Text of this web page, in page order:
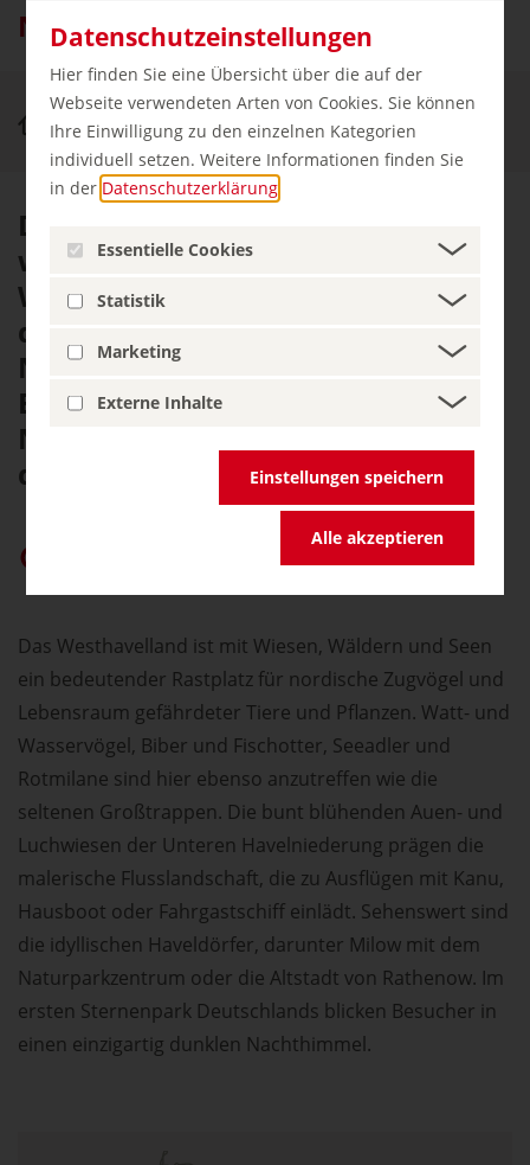
Datenschutzeinstellungen
Hier finden Sie eine Übersicht über die auf der
Webseite verwendeten Arten von Cookies. Sie können
Ihre Einwilligung zu den einzelnen Kategorien
individuell setzen. Weitere Informationen finden Sie
in der Datenschutzerklärung
Essentielle Cookies
Statistik
Marketing
Externe Inhalte
Einstellungen speichern
Alle akzeptieren
Naturpark Westhavelland
Natur & Aktiv Naturpark Westhavelland
Der Naturpark Westhavelland
westlich von Berlin wird vom
Wasser bestimmt, besonders von
der Havel mit ihrer
Niederungslandschaft.
Beeindruckend ist hier auch der
Nachthimmel – einer der
dunkelsten Deutschlands.
germany.travel bei Google bevorzugen
Das Westhavelland ist mit Wiesen, Wäldern und Seen
ein bedeutender Rastplatz für nordische Zugvögel und
Lebensraum gefährdeter Tiere und Pflanzen. Watt- und
Wasservögel, Biber und Fischotter, Seeadler und
Rotmilane sind hier ebenso anzutreffen wie die
seltenen Großtrappen. Die bunt blühenden Auen- und
Luchwiesen der Unteren Havelniederung prägen die
malerische Flusslandschaft, die zu Ausflügen mit Kanu,
Hausboot oder Fahrgastschiff einlädt. Sehenswert sind
die idyllischen Haveldörfer, darunter Milow mit dem
Naturparkzentrum oder die Altstadt von Rathenow. Im
ersten Sternenpark Deutschlands blicken Besucher in
einen einzigartig dunklen Nachthimmel.